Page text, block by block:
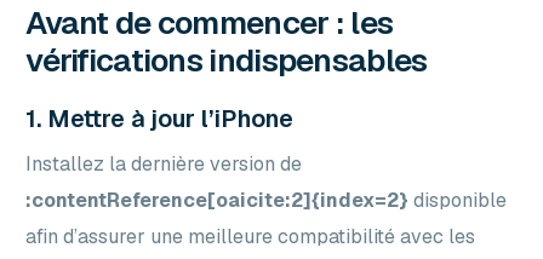
Avant de commencer : les
vérifications indispensables
1. Mettre à jour l’iPhone
Installez la dernière version de
:contentReference[oaicite:2]{index=2} disponible
afin d’assurer une meilleure compatibilité avec les